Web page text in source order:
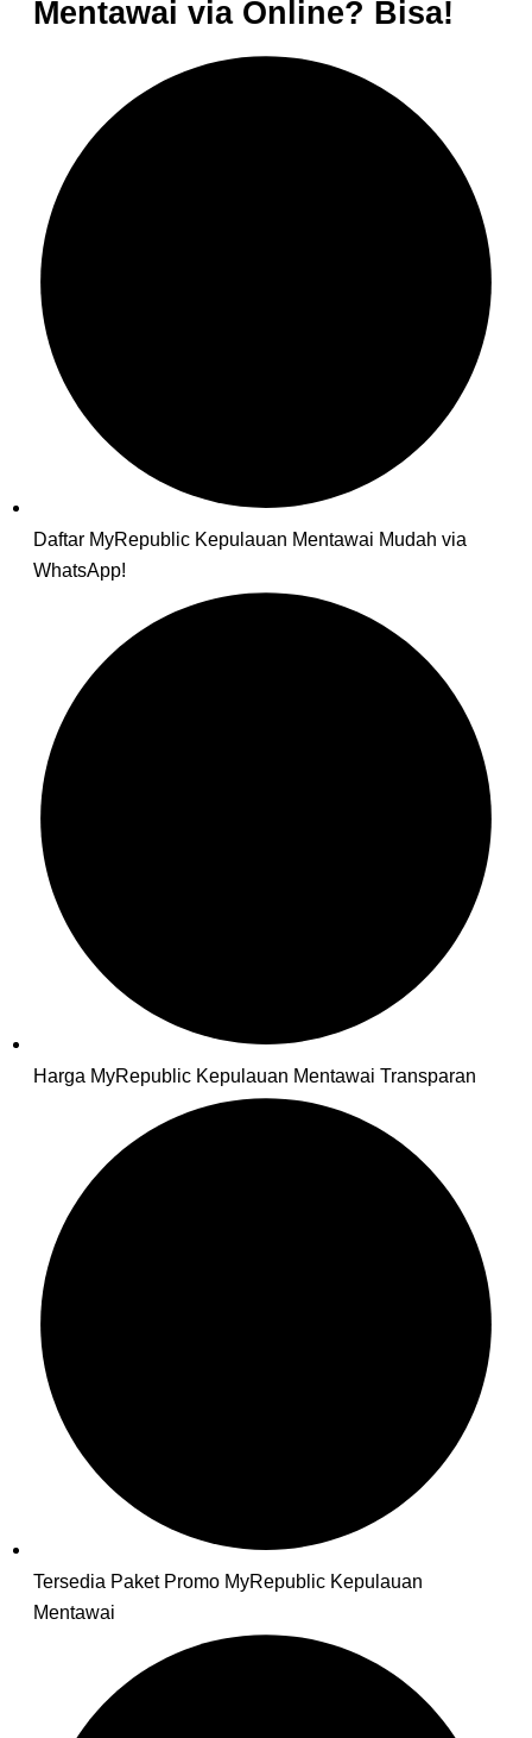
Mentawai via Online? Bisa!
Daftar MyRepublic Kepulauan Mentawai Mudah via
WhatsApp!
Harga MyRepublic Kepulauan Mentawai Transparan
Tersedia Paket Promo MyRepublic Kepulauan
Mentawai